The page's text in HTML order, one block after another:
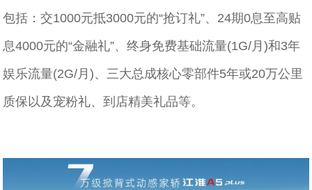
包括：交1000元抵3000元的“抢订礼”、24期0息至高贴
息4000元的“金融礼”、终身免费基础流量(1G/月)和3年
娱乐流量(2G/月)、三大总成核心零部件5年或20万公里
质保以及宠粉礼、到店精美礼品等。